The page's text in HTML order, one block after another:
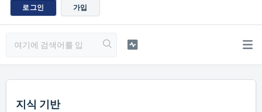
로그인 가입
지식 기반